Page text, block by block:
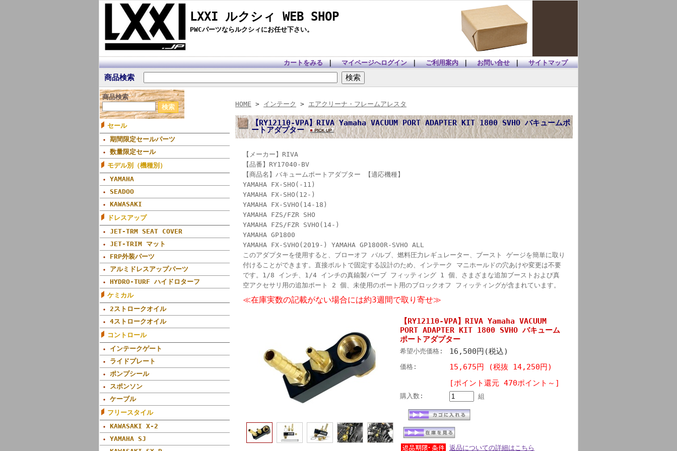
LXXI ルクシィ WEB SHOP
PWCパーツならルクシィにお任せ下さい。
カートをみる｜ マイページへログイン｜ ご利用案内｜ お問い合せ｜ サイトマップ
商品検索
商品検索
セール
期間限定セールパーツ
数量限定セール
モデル別（機種別）
YAMAHA
SEADOO
KAWASAKI
ドレスアップ
JET-TRM SEAT COVER
JET-TRIM マット
FRP外装パーツ
アルミドレスアップパーツ
HYDRO-TURF ハイドロターフ
ケミカル
2ストロークオイル
4ストロークオイル
コントロール
インテークゲート
ライドプレート
ポンプシール
スポンソン
ケーブル
フリースタイル
KAWASAKI X-2
YAMAHA SJ
HOME > インテーク > エアクリーナ・フレームアレスタ
【RY12110-VPA】RIVA Yamaha VACUUM PORT ADAPTER KIT 1800 SVHO バキュームポ
ートアダプター
【メーカー】RIVA
【品番】RY17040-BV
【商品名】バキュームポートアダプター 【適応機種】
YAMAHA FX-SHO(-11)
YAMAHA FX-SHO(12-)
YAMAHA FX-SVHO(14-18)
YAMAHA FZS/FZR SHO
YAMAHA FZS/FZR SVHO(14-)
YAMAHA GP1800
YAMAHA FX-SVHO(2019-) YAMAHA GP1800R-SVHO ALL
このアダプターを使用すると、ブローオフ バルブ、燃料圧力レギュレーター、ブースト ゲージを簡単に取り
付けることができます。直接ボルトで固定する設計のため、インテーク マニホールドの穴あけや変更は不要
です。1/8 インチ、1/4 インチの真鍮製バーブ フィッティング 1 個、さまざまな追加ブーストおよび真
空アクセサリ用の追加ポート 2 個、未使用のポート用のブロックオフ フィッティングが含まれています。
≪在庫実数の記載がない場合には約3週間で取り寄せ≫
【RY12110-VPA】RIVA Yamaha VACUUM
PORT ADAPTER KIT 1800 SVHO バキューム
ポートアダプター
希望小売価格: 16,500円(税込)
価格:
15,675円 (税抜 14,250円)
[ポイント還元 470ポイント～]
購入数: 組
返品についての詳細はこちら